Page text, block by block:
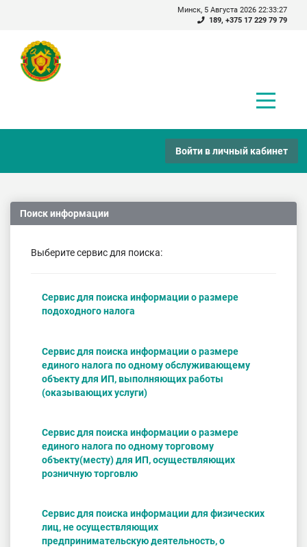
Минск, 5 Августа 2026 22:33:27
189, +375 17 229 79 79
Войти в личный кабинет
Поиск информации
Выберите сервис для поиска:
Cервис для поиска информации о размере
подоходного налога
Cервис для поиска информации о размере
единого налога по одному обслуживающему
объекту для ИП, выполняющих работы
(оказывающих услуги)
Cервис для поиска информации о размере
единого налога по одному торговому
объекту(месту) для ИП, осуществляющих
розничную торговлю
Cервис для поиска информации для физических
лиц, не осуществляющих
предпринимательскую деятельность, о